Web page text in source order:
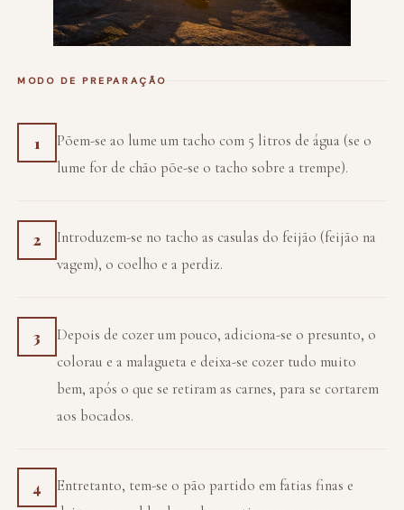
MODO DE PREPARAÇÃO
1
Põem-se ao lume um tacho com 5 litros de água (se o
lume for de chão põe-se o tacho sobre a trempe).
2
Introduzem-se no tacho as casulas do feijão (feijão na
vagem), o coelho e a perdiz.
3
Depois de cozer um pouco, adiciona-se o presunto, o
colorau e a malagueta e deixa-se cozer tudo muito
bem, após o que se retiram as carnes, para se cortarem
aos bocados.
4
Entretanto, tem-se o pão partido em fatias finas e